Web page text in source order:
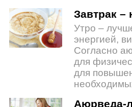
Завтрак –
Утро –
энергией,
Согласно
для
для
Аюрведа-